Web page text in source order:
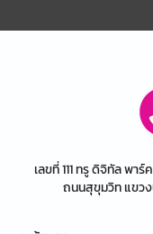
เลขที่ 111 ทรู ดิจิทัล พา
ถนนสุขุมวิท แขวง